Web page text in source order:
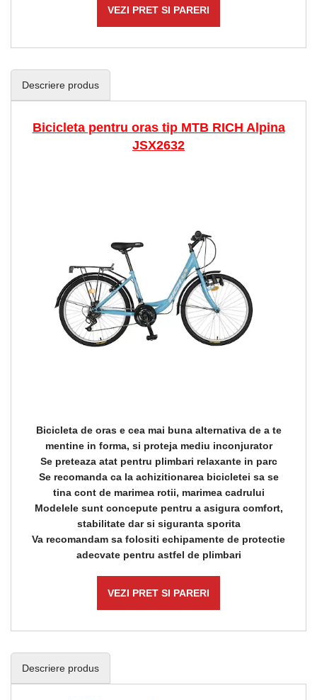
VEZI PRET SI PARERI
Descriere produs
Bicicleta pentru oras tip MTB RICH Alpina
JSX2632
Bicicleta de oras e cea mai buna alternativa de a te
mentine in forma, si proteja mediu inconjurator
Se preteaza atat pentru plimbari relaxante in parc
Se recomanda ca la achizitionarea bicicletei sa se
tina cont de marimea rotii, marimea cadrului
Modelele sunt concepute pentru a asigura comfort,
stabilitate dar si siguranta sporita
Va recomandam sa folositi echipamente de protectie
adecvate pentru astfel de plimbari
VEZI PRET SI PARERI
Descriere produs